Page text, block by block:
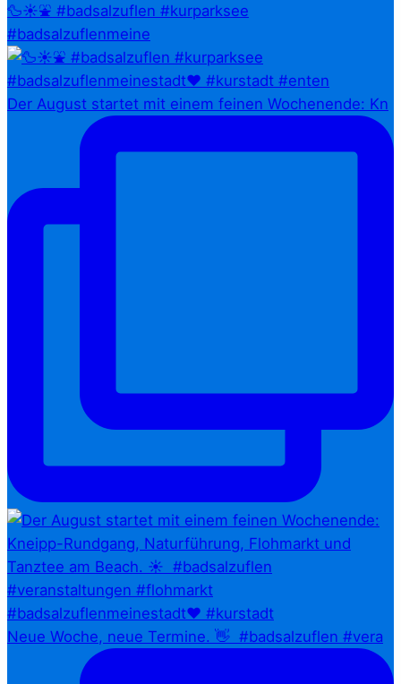
🦆☀️⛲ #badsalzuflen #kurparksee
#badsalzuflenmeine
Der August startet mit einem feinen Wochenende: Kn
Neue Woche, neue Termine. 👋⁠ ⁠ #badsalzuflen #vera